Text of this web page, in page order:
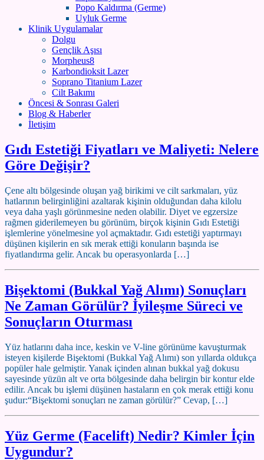
Popo Kaldırma (Germe)
Uyluk Germe
Klinik Uygulamalar
Dolgu
Gençlik Aşısı
Morpheus8
Karbondioksit Lazer
Soprano Titanium Lazer
Cilt Bakımı
Öncesi & Sonrası Galeri
Blog & Haberler
İletişim
Gıdı Estetiği Fiyatları ve Maliyeti: Nelere
Göre Değişir?
Çene altı bölgesinde oluşan yağ birikimi ve cilt sarkmaları, yüz
hatlarının belirginliğini azaltarak kişinin olduğundan daha kilolu
veya daha yaşlı görünmesine neden olabilir. Diyet ve egzersize
rağmen giderilemeyen bu görünüm, birçok kişinin Gıdı Estetiği
işlemlerine yönelmesine yol açmaktadır. Gıdı estetiği yaptırmayı
düşünen kişilerin en sık merak ettiği konuların başında ise
fiyatlandırma gelir. Ancak bu operasyonlarda […]
Bişektomi (Bukkal Yağ Alımı) Sonuçları
Ne Zaman Görülür? İyileşme Süreci ve
Sonuçların Oturması
Yüz hatlarını daha ince, keskin ve V-line görünüme kavuşturmak
isteyen kişilerde Bişektomi (Bukkal Yağ Alımı) son yıllarda oldukça
popüler hale gelmiştir. Yanak içinden alınan bukkal yağ dokusu
sayesinde yüzün alt ve orta bölgesinde daha belirgin bir kontur elde
edilir. Ancak bu işlemi düşünen hastaların en çok merak ettiği konu
şudur:“Bişektomi sonuçları ne zaman görülür?” Cevap, […]
Yüz Germe (Facelift) Nedir? Kimler İçin
Uygundur?